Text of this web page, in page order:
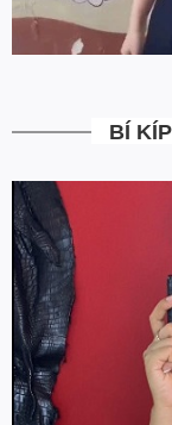
hàng không ưng ý.
trong vòng 7 ngày
Toàn bộ các đơn
bạn phải trả. Tặng
từ 0đ.
6. Vì sao cam kết
Chúng tôi chọn
trung gian, không
xuất từ xưởng đóng
dụng). Tập trung
dịch vụ chăm sóc
BÍ